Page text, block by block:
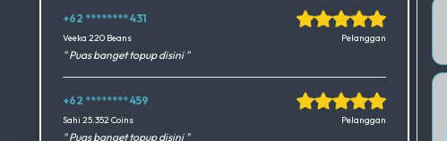
+62 ******** 431
Okedimers Group INC
Veeka 220 Beans Pelanggan
" Puas banget topup disini "
+62 ******** 459
Okedimers Group INC
Sahi 25.352 Coins Pelanggan
" Puas banget topup disini "